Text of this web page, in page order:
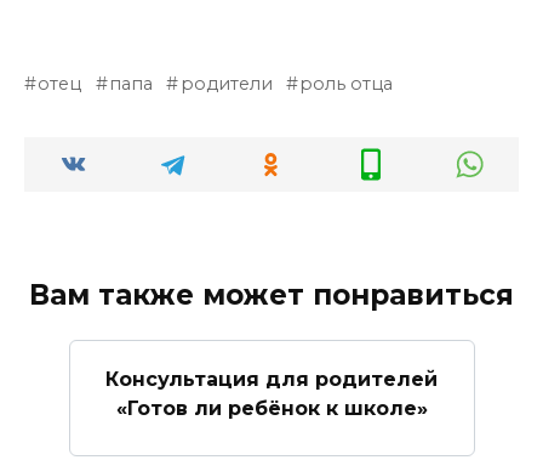
отец папа родители роль отца
Вам также может понравиться
Консультация для родителей
«Готов ли ребёнок к школе»